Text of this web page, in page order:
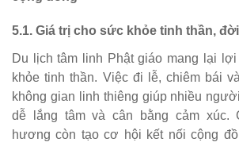
5.1. Giá trị cho sức khỏe tinh thần,
Du lịch tâm linh Phật giáo mang lại
khỏe tinh thần. Việc đi lễ, chiêm bái
không gian linh thiêng giúp nhiều
dễ lắng tâm và cân bằng cảm xúc.
hương còn tạo cơ hội kết nối cộng